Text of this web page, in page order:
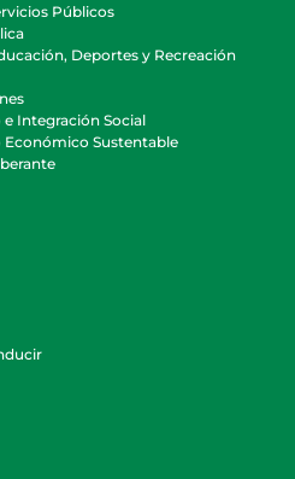
Públicos
Deportes y Recreación
Integración Social
Económico Sustentable